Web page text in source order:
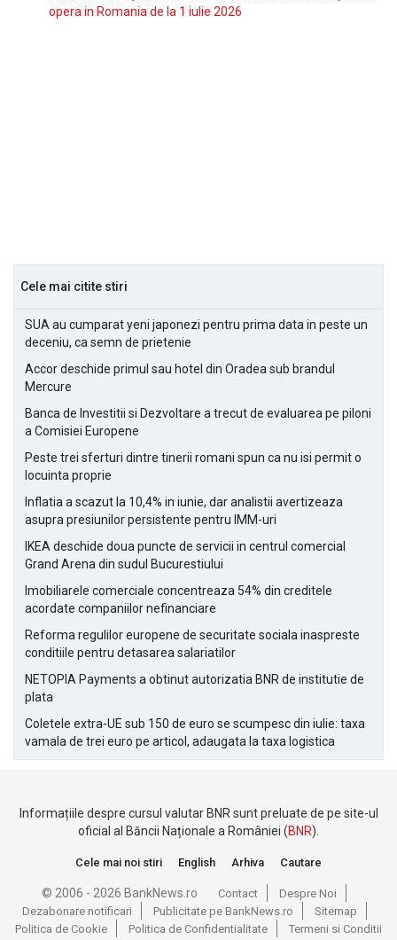
opera in Romania de la 1 iulie 2026
Cele mai citite stiri
SUA au cumparat yeni japonezi pentru prima data in peste un
deceniu, ca semn de prietenie
Accor deschide primul sau hotel din Oradea sub brandul
Mercure
Banca de Investitii si Dezvoltare a trecut de evaluarea pe piloni
a Comisiei Europene
Peste trei sferturi dintre tinerii romani spun ca nu isi permit o
locuinta proprie
Inflatia a scazut la 10,4% in iunie, dar analistii avertizeaza
asupra presiunilor persistente pentru IMM-uri
IKEA deschide doua puncte de servicii in centrul comercial
Grand Arena din sudul Bucurestiului
Imobiliarele comerciale concentreaza 54% din creditele
acordate companiilor nefinanciare
Reforma regulilor europene de securitate sociala inaspreste
conditiile pentru detasarea salariatilor
NETOPIA Payments a obtinut autorizatia BNR de institutie de
plata
Coletele extra-UE sub 150 de euro se scumpesc din iulie: taxa
vamala de trei euro pe articol, adaugata la taxa logistica
Informațiile despre cursul valutar BNR sunt preluate de pe site-ul
oficial al Băncii Naționale a României (BNR).
Cele mai noi stiri English Arhiva Cautare
© 2006 - 2026 BankNews.ro Contact
Despre Noi
Dezabonare notificari
Publicitate pe BankNews.ro
Sitemap
Politica de Cookie
Politica de Confidentialitate Termeni si Conditii